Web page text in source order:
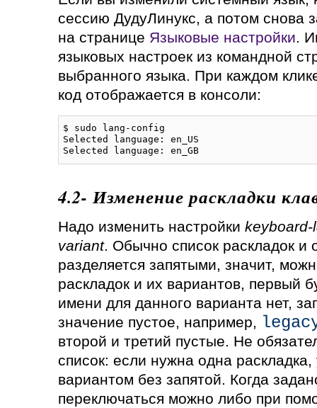
сессию ДудуЛинукс, а потом снова
на странице Языковые настройки.
языковых настроек из командной
выбранного языка. При каждом
код отображается в консоли:
$ sudo lang-config
Selected language: en_US
Selected language: en_GB
4.2- Изменение раскладки
Надо изменить настройки keyboard-
variant. Обычно список раскладок и
разделяется запятыми, значит,
раскладок и их вариантов, первый
имени для данного варианта нет,
значение пустое, например,
второй и третий пустые. Не
список: если нужна одна
вариантом без запятой. Когда
переключаться можно либо при